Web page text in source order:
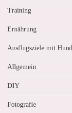
Training
Ernährung
Ausflugsziele mit Hund
Allgemein
DIY
Fotografie